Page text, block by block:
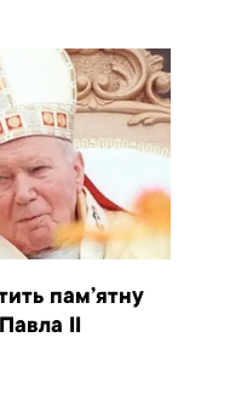
пам’ятну
II